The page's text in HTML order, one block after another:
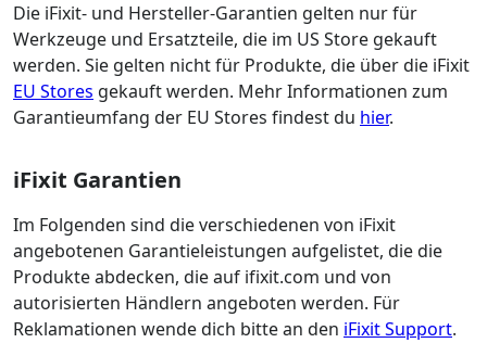
Die iFixit- und Hersteller-Garantien gelten nur für
Werkzeuge und Ersatzteile, die im US Store gekauft
werden. Sie gelten nicht für Produkte, die über die iFixit
EU Stores gekauft werden. Mehr Informationen zum
Garantieumfang der EU Stores findest du hier.
iFixit Garantien
Im Folgenden sind die verschiedenen von iFixit
angebotenen Garantieleistungen aufgelistet, die die
Produkte abdecken, die auf ifixit.com und von
autorisierten Händlern angeboten werden. Für
Reklamationen wende dich bitte an den iFixit Support.